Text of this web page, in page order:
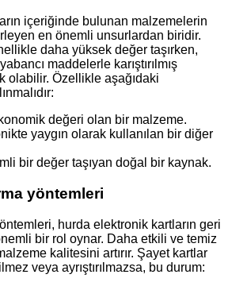
içeriğinde bulunan malzemelerin
en önemli unsurlardan biridir.
daha yüksek değer taşırken,
maddelerle karıştırılmış
olabilir. Özellikle aşağıdaki
değeri olan bir malzeme.
yaygın olarak kullanılan bir diğer
bir değer taşıyan doğal bir kaynak.
yöntemleri
hurda elektronik kartların geri
bir rol oynar. Daha etkili ve temiz
kalitesini artırır. Şayet kartlar
veya ayrıştırılmazsa, bu durum: